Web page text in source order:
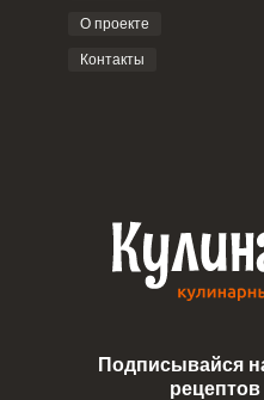
О проекте
Контакты
Подписывайся